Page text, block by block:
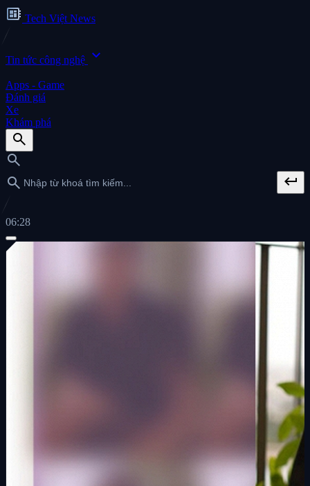
developer_board Tech Việt News
Tin tức công nghệ expand_more
Apps - Game
Đánh giá
Xe
Khám phá
search
search
search
keyboard_return
06:28